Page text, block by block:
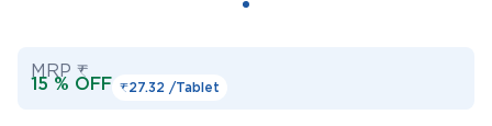
MRP ₹
15 % OFF ₹27.32 /Tablet